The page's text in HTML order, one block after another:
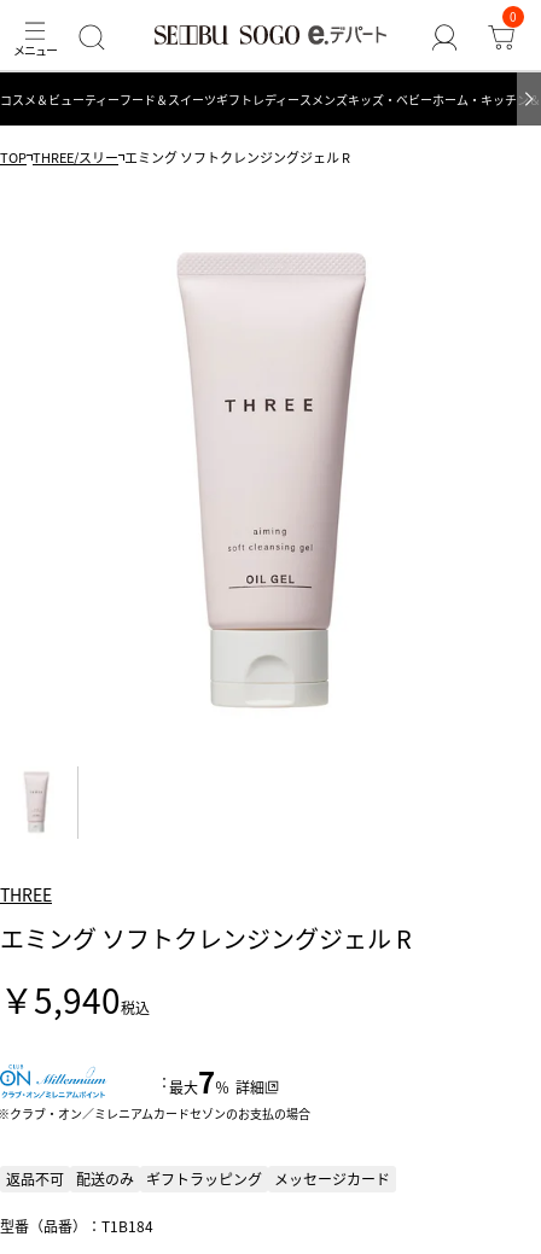
0
コスメ＆ビューティーフード＆スイーツギフト レディース メンズキッズ・ベビーホーム・キッチン
TOP THREE/スリー エミング ソフトクレンジングジェル R
THREE
エミング ソフトクレンジングジェル R
￥5,940税込
：最大7％ 詳細
クラブ・オン／ミレニアムカードセゾンのお支払の場合
返品不可 配送のみ ギフトラッピング メッセージカード
型番（品番）：T1B184